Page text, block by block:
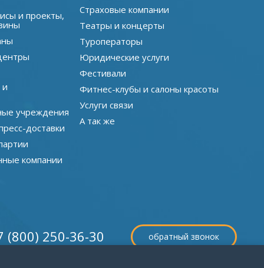
и проекты,
учреждения
доставки
компании
Страховые компании
Театры и концерты
Туроператоры
Юридические услуги
Фестивали
Фитнес-клубы и салоны красоты
Услуги связи
А так же
обратный звонок
(800) 250-36-30